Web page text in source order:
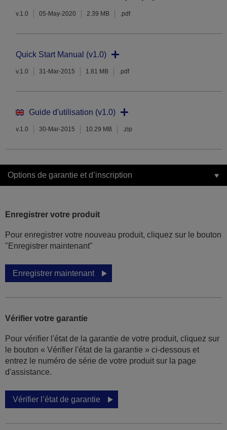
v.1.0 05-May-2020 2.39 MB .pdf
Quick Start Manual (v1.0)
v.1.0 31-Mar-2015 1.81 MB .pdf
Guide d'utilisation (v1.0)
v.1.0 30-Mar-2015 10.29 MB .zip
Options de garantie et d’inscription
Enregistrer votre produit
Pour enregistrer votre nouveau produit, cliquez sur le bouton
"Enregistrer maintenant"
Enregistrer maintenant
Vérifier votre garantie
Pour vérifier l'état de la garantie de votre produit, cliquez sur
le bouton « Vérifier l'état de la garantie » ci-dessous et
entrez le numéro de série de votre produit sur la page
d'assistance.
Vérifier l’état de garantie